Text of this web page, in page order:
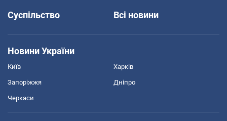
Суспільство
Всі новини
Новини України
Київ Харків
Запоріжжя Дніпро
Черкаси